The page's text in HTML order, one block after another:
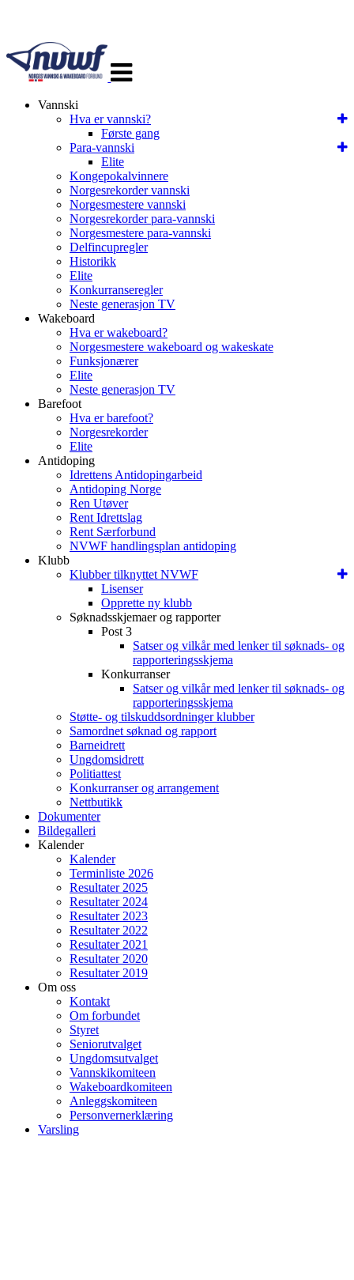
navigasjon
Vannski
Hva er vannski?
Første gang
Para-vannski
Elite
Kongepokalvinnere
Norgesrekorder vannski
Norgesmestere vannski
Norgesrekorder para-vannski
Norgesmestere para-vannski
Delfincupregler
Historikk
Elite
Konkurranseregler
Neste generasjon TV
Wakeboard
Hva er wakeboard?
Norgesmestere wakeboard og wakeskate
Funksjonærer
Elite
Neste generasjon TV
Barefoot
Hva er barefoot?
Norgesrekorder
Elite
Antidoping
Idrettens Antidopingarbeid
Antidoping Norge
Ren Utøver
Rent Idrettslag
Rent Særforbund
NVWF handlingsplan antidoping
Klubb
Klubber tilknyttet NVWF
Lisenser
Opprette ny klubb
Søknadsskjemaer og rapporter
Post 3
Satser og vilkår med lenker til søknads- og
rapporteringsskjema
Konkurranser
Satser og vilkår med lenker til søknads- og
rapporteringsskjema
Støtte- og tilskuddsordninger klubber
Samordnet søknad og rapport
Barneidrett
Ungdomsidrett
Politiattest
Konkurranser og arrangement
Nettbutikk
Dokumenter
Bildegalleri
Kalender
Kalender
Terminliste 2026
Resultater 2025
Resultater 2024
Resultater 2023
Resultater 2022
Resultater 2021
Resultater 2020
Resultater 2019
Om oss
Kontakt
Om forbundet
Styret
Seniorutvalget
Ungdomsutvalget
Vannskikomiteen
Wakeboardkomiteen
Anleggskomiteen
Personvernerklæring
Varsling